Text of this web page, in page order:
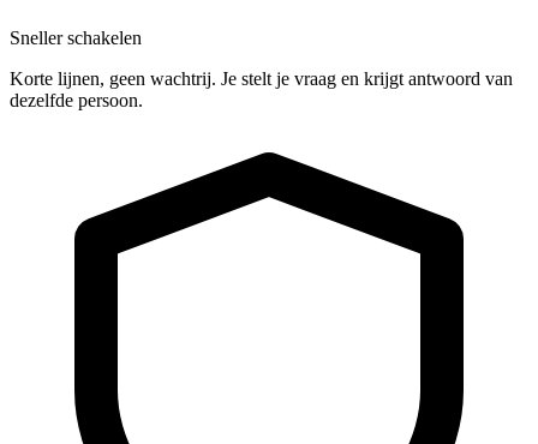
Sneller schakelen
Korte lijnen, geen wachtrij. Je stelt je vraag en krijgt antwoord van
dezelfde persoon.